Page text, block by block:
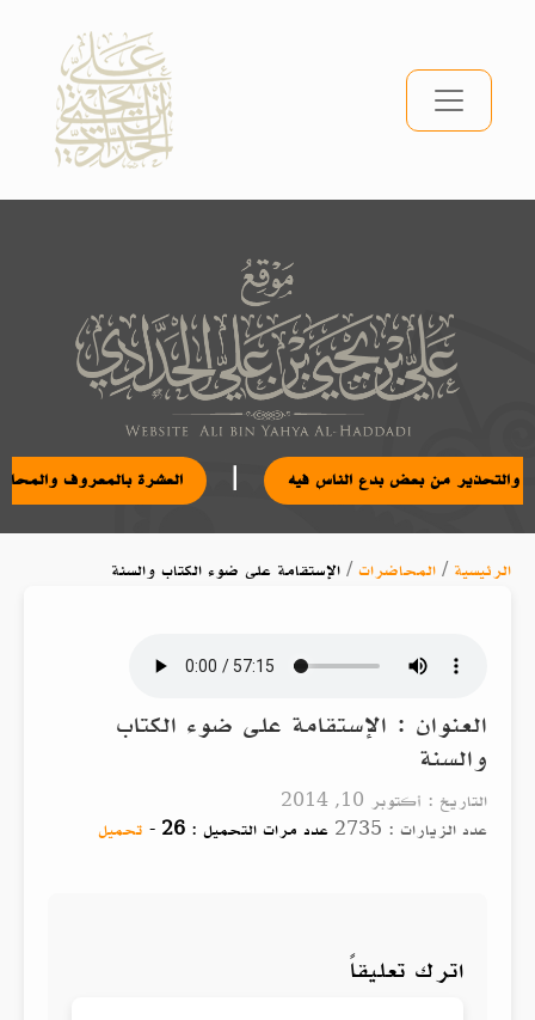
العشرة بالمعروف والتحذير من بعض بدع الناس فيه
الرئيسية / المحاضرات/ الإستقامة على ضوء الكتاب والسنة
العنوان : الإستقامة على ضوء الكتاب
والسنة
التاريخ : أكتوبر 10, 2014
عدد الزيارات : 2735
عدد مرات التحميل : 26
- تحميل
اترك تعليقاً